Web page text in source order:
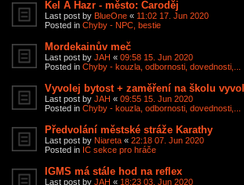
Kel A Hazr - město: Čaroděj
Last post by BlueOne « 11:02 17. Jun 2020
Posted in Chyby - NPC, bestie
Mordekainův meč
Last post by JAH « 09:58 15. Jun 2020
Posted in Chyby - kouzla, odbornosti, dovednosti,...
Vyvolej bytost + zaměření na školu
Last post by JAH « 09:55 15. Jun 2020
Posted in Chyby - kouzla, odbornosti, dovednosti,...
Předvolání městské stráže Karathy
Last post by Niareta « 22:18 07. Jun 2020
Posted in IC sekce pro hráče
IGMS má stále hod na reflex
Last post by JAH « 18:23 03. Jun 2020